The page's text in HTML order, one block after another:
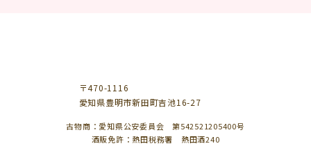
〒470-1116
愛知県豊明市新田町吉池16-27
古物商：愛知県公安委員会 第542521205400号
酒販免許：熱田税務署 熱田酒240